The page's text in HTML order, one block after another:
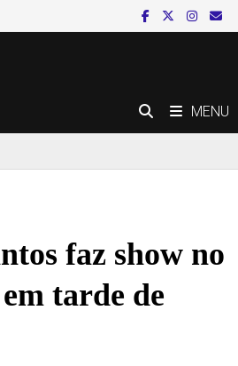
MENU
faz show no
tarde de